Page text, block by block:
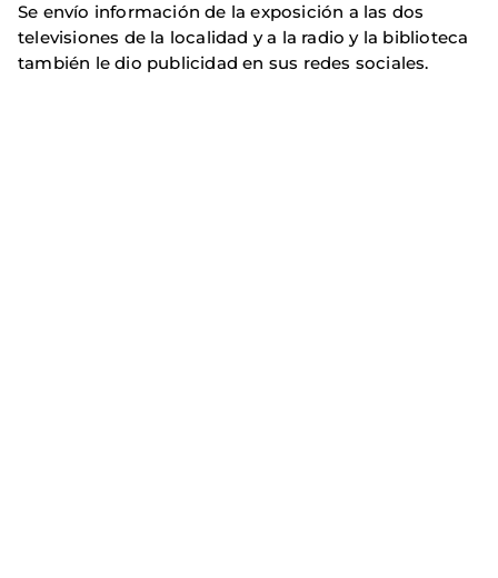
Se envío información de la exposición a las dos
televisiones de la localidad y a la radio y la biblioteca
también le dio publicidad en sus redes sociales.